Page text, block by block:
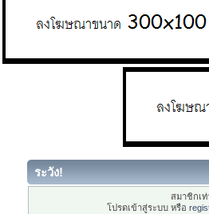
ระวัง!
สมาชิกเ
โปรดเข้าสู่ระบบ หรือ